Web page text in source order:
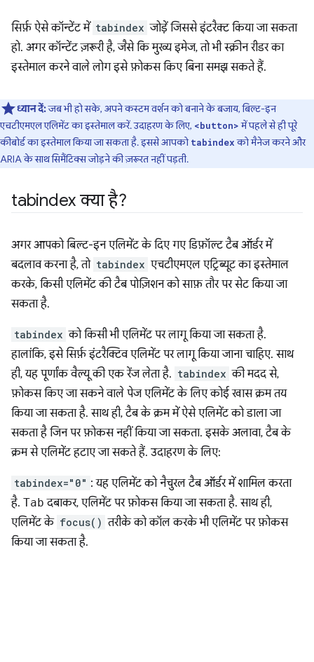
सिर्फ़ ऐसे कॉन्टेंट में tabindex जोड़ें जिससे इंटरैक्ट किया जा सकता
हो. अगर कॉन्टेंट ज़रूरी है, जैसे कि मुख्य इमेज, तो भी स्क्रीन रीडर का
इस्तेमाल करने वाले लोग इसे फ़ोकस किए बिना समझ सकते हैं.
ध्यान दें:जब भी हो सके, अपने कस्टम वर्शन को बनाने के बजाय, बिल्ट-इन
एचटीएमएल एलिमेंट का इस्तेमाल करें. उदाहरण के लिए, <button>में पहले से ही पूरे
कीबोर्ड का इस्तेमाल किया जा सकता है. इससे आपकोtabindexको मैनेज करने और
ARIA के साथ सिमैंटिक्स जोड़ने की ज़रूरत नहीं पड़ती.
tabindex क्या है?
अगर आपको बिल्ट-इन एलिमेंट के दिए गए डिफ़ॉल्ट टैब ऑर्डर में
बदलाव करना है, तो tabindex एचटीएमएल एट्रिब्यूट का इस्तेमाल
करके, किसी एलिमेंट की टैब पोज़िशन को साफ़ तौर पर सेट किया जा
सकता है.
tabindex को किसी भी एलिमेंट पर लागू किया जा सकता है.
हालांकि, इसे सिर्फ़ इंटरैक्टिव एलिमेंट पर लागू किया जाना चाहिए. साथ
ही, यह पूर्णांक वैल्यू की एक रेंज लेता है. tabindex की मदद से,
फ़ोकस किए जा सकने वाले पेज एलिमेंट के लिए कोई खास क्रम तय
किया जा सकता है. साथ ही, टैब के क्रम में ऐसे एलिमेंट को डाला जा
सकता है जिन पर फ़ोकस नहीं किया जा सकता. इसके अलावा, टैब के
क्रम से एलिमेंट हटाए जा सकते हैं. उदाहरण के लिए:
tabindex="0" : यह एलिमेंट को नैचुरल टैब ऑर्डर में शामिल करता
है. Tab दबाकर, एलिमेंट पर फ़ोकस किया जा सकता है. साथ ही,
एलिमेंट के focus() तरीके को कॉल करके भी एलिमेंट पर फ़ोकस
किया जा सकता है.